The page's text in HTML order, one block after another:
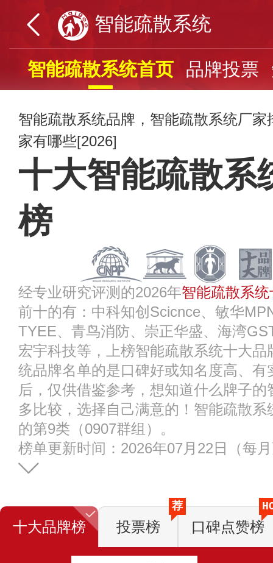
智能疏散系统
智能疏散系统首页 品牌投票
智能疏散系统品牌，智能疏散系统厂
家有哪些[2026]
十大智能疏散系
榜
经专业研究评测的2026年智能疏散系
前十的有：中科知创Scicnce、敏华
TYEE、青鸟消防、崇正华盛、海湾
宏宇科技等，上榜智能疏散系统十大
统品牌名单的是口碑好或知名度高、
后，仅供借鉴参考，想知道什么牌子
多比较，选择自己满意的！智能疏散
的第9类（0907群组）。
榜单更新时间：2026年07月22日（每
十大品牌榜 投票榜
荐
口碑点赞榜